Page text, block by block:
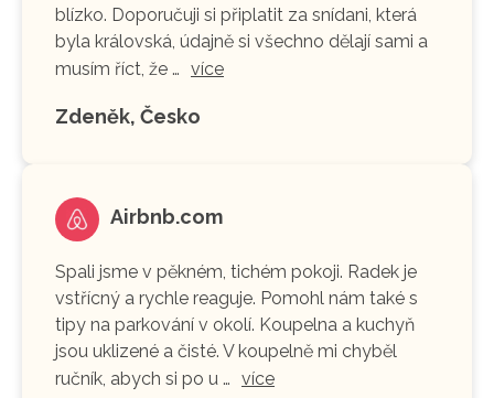
blízko. Doporučuji si připlatit za snídani, která
byla královská, údajně si všechno dělají sami a
musím říct, že … více
Zdeněk, Česko
Airbnb.com
Spali jsme v pěkném, tichém pokoji. Radek je
vstřícný a rychle reaguje. Pomohl nám také s
tipy na parkování v okolí. Koupelna a kuchyň
jsou uklizené a čisté. V koupelně mi chyběl
ručník, abych si po u … více